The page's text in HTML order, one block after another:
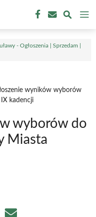
- Ogłoszenia | Sprzedam |
wyników wyborów
kadencji
wyborów do
Miasta